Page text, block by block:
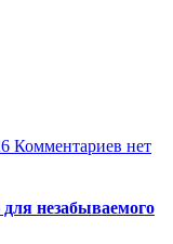
Комментариев нет
незабываемого